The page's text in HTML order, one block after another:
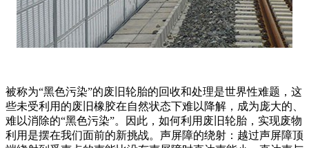
被称为“黑色污染”的废旧轮胎的回收和处理是世界性难题，这
些未受利用的废旧橡胶在自然状态下难以降解，成为庞大的、
难以消除的“黑色污染”。因此，如何利用废旧轮胎，实现废物
利用是摆在我们面前的新挑战。声屏障的绕射：越过声屏障顶